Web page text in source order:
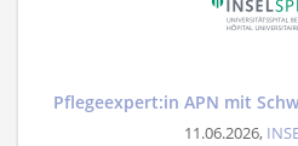
Pflegeexpert:in APN mit
11.06.2026,